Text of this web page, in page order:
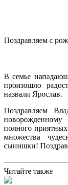
Поздравляем с
В семье
произошло
назвали Ярослав.
Поздравляем
полного
множества
сынишки!
Читайте также